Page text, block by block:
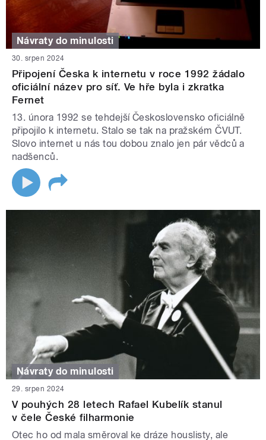
Návraty do minulosti
30. srpen 2024
Připojení Česka k internetu v roce 1992 žádalo
oficiální název pro síť. Ve hře byla i zkratka
Fernet
13. února 1992 se tehdejší Československo oficiálně
připojilo k internetu. Stalo se tak na pražském ČVUT.
Slovo internet u nás tou dobou znalo jen pár vědců a
nadšenců.
Návraty do minulosti
29. srpen 2024
V pouhých 28 letech Rafael Kubelík stanul
v čele České filharmonie
Otec ho od mala směroval ke dráze houslisty, ale